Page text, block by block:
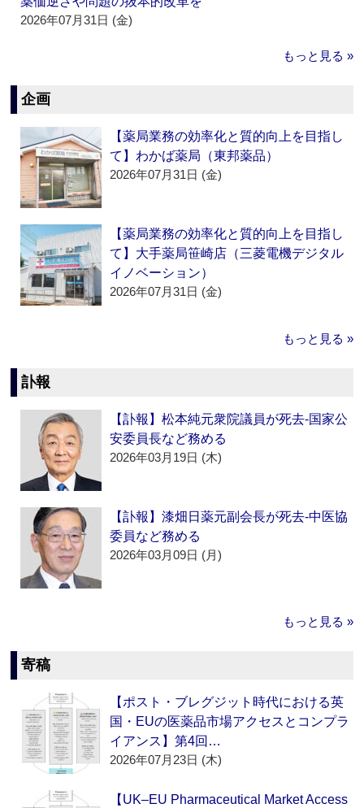
2026年07月31日 (金)
もっと見る »
企画
【薬局業務の効率化と質的向上を目指し
て】わかば薬局（東邦薬品）
2026年07月31日 (金)
【薬局業務の効率化と質的向上を目指し
て】大手薬局笹崎店（三菱電機デジタル
イノベーション）
2026年07月31日 (金)
もっと見る »
訃報
【訃報】松本純元衆院議員が死去‐国家公
安委員長など務める
2026年03月19日 (木)
【訃報】漆畑日薬元副会長が死去‐中医協
委員など務める
2026年03月09日 (月)
もっと見る »
寄稿
【ポスト・ブレグジット時代における英
国・EUの医薬品市場アクセスとコンプラ
イアンス】第4回…
2026年07月23日 (木)
【UK–EU Pharmaceutical Market Access